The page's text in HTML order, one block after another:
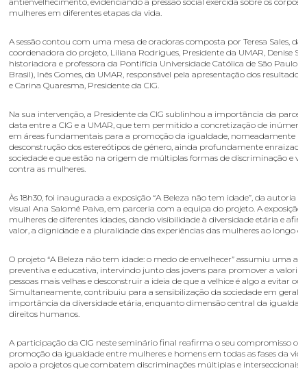
mulheres em diferentes etapas da vida.
A sessão contou com uma mesa de oradoras composta por Teresa Sales, da
coordenadora do projeto, Liliana Rodrigues, Presidente da UMAR, Denise
historiadora e professora da Pontifícia Universidade Católica de São Paulo
Brasil), Inês Gomes, da UMAR, responsável pela apresentação dos
e Carina Quaresma, Presidente da CIG.
Na sua intervenção, a Presidente da CIG sublinhou a importância da
data entre a CIG e a UMAR, que tem permitido a concretização de
em áreas fundamentais para a promoção da igualdade, nomeadamente
desconstrução dos estereótipos de género, ainda profundamente
sociedade e que estão na origem de múltiplas formas de discriminação e
contra as mulheres.
Às 18h30, foi inaugurada a exposição “A Beleza não tem idade”, da autoria
visual Ana Salomé Paiva, em parceria com a equipa do projeto. A exposição
mulheres de diferentes idades, dando visibilidade à diversidade etária e
valor, a dignidade e a pluralidade das experiências das mulheres ao longo
O projeto “A Beleza não tem idade: o medo de envelhecer” assumiu uma
preventiva e educativa, intervindo junto das jovens para promover a
pessoas mais velhas e desconstruir a ideia de que a velhice é algo a evitar ou
Simultaneamente, contribuiu para a sensibilização da sociedade em geral
importância da diversidade etária, enquanto dimensão central da
direitos humanos.
A participação da CIG neste seminário final reafirma o seu compromisso
promoção da igualdade entre mulheres e homens em todas as fases da
apoio a projetos que combatem discriminações múltiplas e interseccionais.